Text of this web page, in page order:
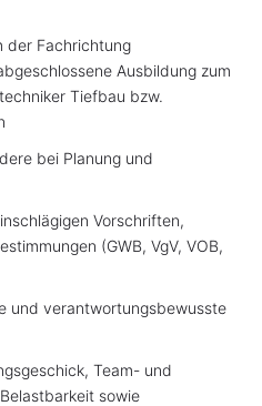
der Fachrichtung
Ausbildung zum
Tiefbau bzw.
bei Planung und
Vorschriften,
(GWB, VgV, VOB,
und verantwortungsbewusste
Team- und
sowie